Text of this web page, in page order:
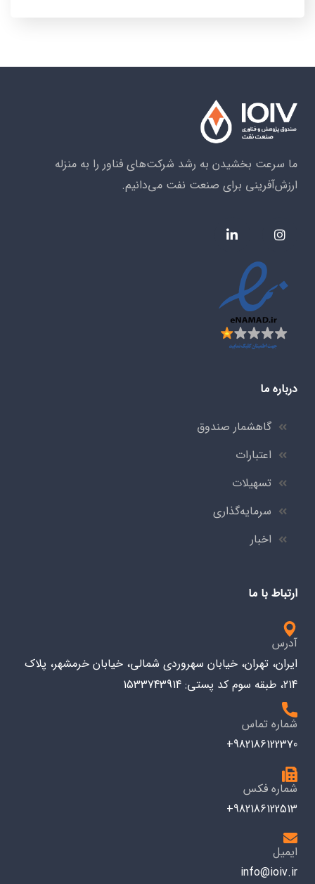
ما سرعت بخشیدن به رشد شرکت‌های فناور را به منزله
ارزش‌آفرینی برای صنعت نفت می‌دانیم.
درباره ما
گاهشمار صندوق
اعتبارات
تسهیلات
سرمایه‌گذاری
اخبار
ارتباط با ما
آدرس
ایران، تهران، خیابان سهروردی شمالی، خیابان خرمشهر، پلاک
214، طبقه سوم کد پستی: 1533743914
شماره تماس
982186122370+
شماره فکس
982186122513+
ایمیل
info@ioiv.ir